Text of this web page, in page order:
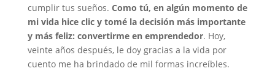
cumplir tus sueños. Como tú, en algún momento de
mi vida hice clic y tomé la decisión más importante
y más feliz: convertirme en emprendedor. Hoy,
veinte años después, le doy gracias a la vida por
cuento me ha brindado de mil formas increíbles.